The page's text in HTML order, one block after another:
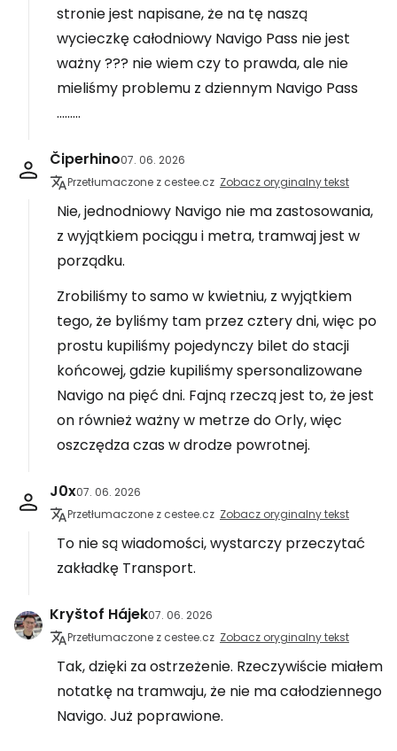
stronie jest napisane, że na tę naszą
wycieczkę całodniowy Navigo Pass nie jest
ważny ??? nie wiem czy to prawda, ale nie
mieliśmy problemu z dziennym Navigo Pass
.........
Čiperhino07. 06. 2026
Przetłumaczone z cestee.cz Zobacz oryginalny tekst
Nie, jednodniowy Navigo nie ma zastosowania,
z wyjątkiem pociągu i metra, tramwaj jest w
porządku.
Zrobiliśmy to samo w kwietniu, z wyjątkiem
tego, że byliśmy tam przez cztery dni, więc po
prostu kupiliśmy pojedynczy bilet do stacji
końcowej, gdzie kupiliśmy spersonalizowane
Navigo na pięć dni. Fajną rzeczą jest to, że jest
on również ważny w metrze do Orly, więc
oszczędza czas w drodze powrotnej.
J0x07. 06. 2026
Przetłumaczone z cestee.cz Zobacz oryginalny tekst
To nie są wiadomości, wystarczy przeczytać
zakładkę Transport.
Kryštof Hájek07. 06. 2026
Przetłumaczone z cestee.cz Zobacz oryginalny tekst
Tak, dzięki za ostrzeżenie. Rzeczywiście miałem
notatkę na tramwaju, że nie ma całodziennego
Navigo. Już poprawione.